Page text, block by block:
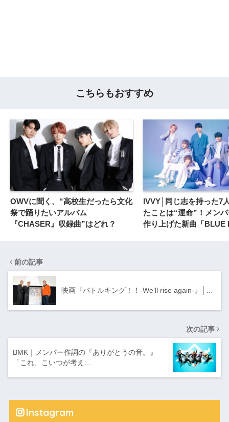
こちらもおすすめ
OWVに聞く、“高校生だったら文化
祭で踊りたいアルバム
『CHASER』収録曲”はどれ？
IVVY│同じ志を持った7
たことは“運命”！メン
作り上げた新曲「BLUE
前の記事
映画『バトルキング！！-Weʼll rise again-』│…
次の記事
BMK｜メンバー作詞の『ありがとうの音。』
「これ、こいつが考え…
Instagram